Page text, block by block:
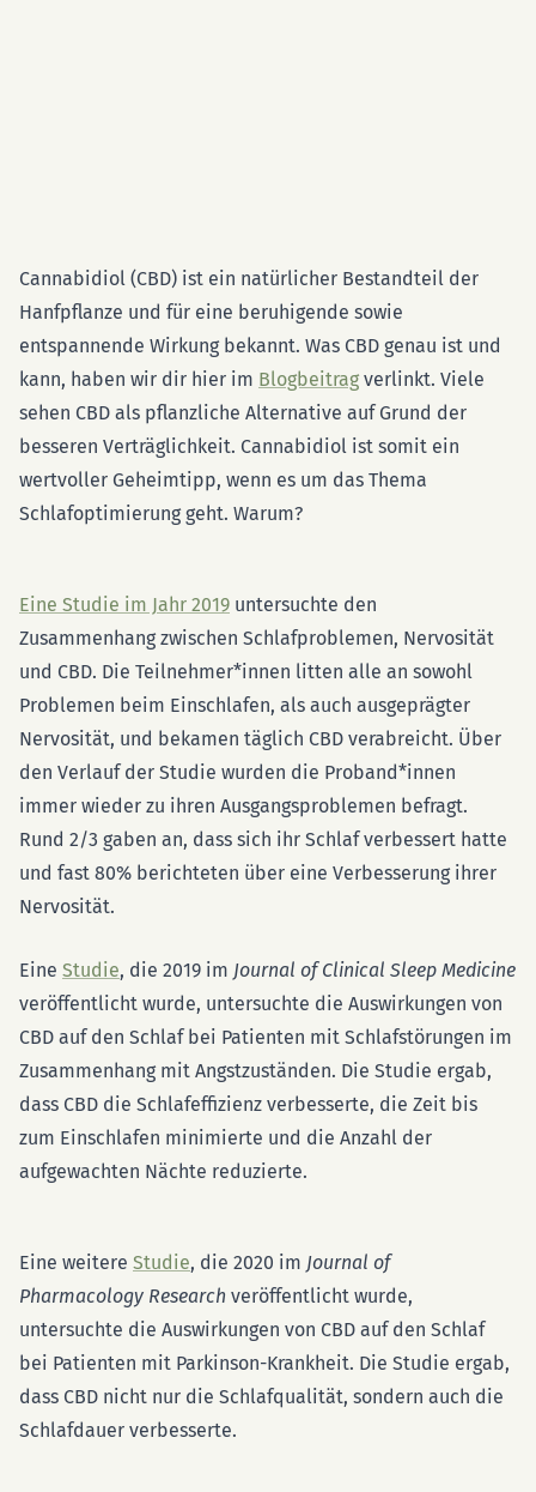
Cannabidiol (CBD) ist ein natürlicher Bestandteil der
Hanfpflanze und für eine beruhigende sowie
entspannende Wirkung bekannt. Was CBD genau ist und
kann, haben wir dir hier im Blogbeitrag verlinkt. Viele
sehen CBD als pflanzliche Alternative auf Grund der
besseren Verträglichkeit. Cannabidiol ist somit ein
wertvoller Geheimtipp, wenn es um das Thema
Schlafoptimierung geht. Warum?
Eine Studie im Jahr 2019 untersuchte den
Zusammenhang zwischen Schlafproblemen, Nervosität
und CBD. Die Teilnehmer*innen litten alle an sowohl
Problemen beim Einschlafen, als auch ausgeprägter
Nervosität, und bekamen täglich CBD verabreicht. Über
den Verlauf der Studie wurden die Proband*innen
immer wieder zu ihren Ausgangsproblemen befragt.
Rund 2/3 gaben an, dass sich ihr Schlaf verbessert hatte
und fast 80% berichteten über eine Verbesserung ihrer
Nervosität.
Eine Studie, die 2019 im Journal of Clinical Sleep Medicine
veröffentlicht wurde, untersuchte die Auswirkungen von
CBD auf den Schlaf bei Patienten mit Schlafstörungen im
Zusammenhang mit Angstzuständen. Die Studie ergab,
dass CBD die Schlafeffizienz verbesserte, die Zeit bis
zum Einschlafen minimierte und die Anzahl der
aufgewachten Nächte reduzierte.
Eine weitere Studie, die 2020 im Journal of
Pharmacology Research veröffentlicht wurde,
untersuchte die Auswirkungen von CBD auf den Schlaf
bei Patienten mit Parkinson-Krankheit. Die Studie ergab,
dass CBD nicht nur die Schlafqualität, sondern auch die
Schlafdauer verbesserte.